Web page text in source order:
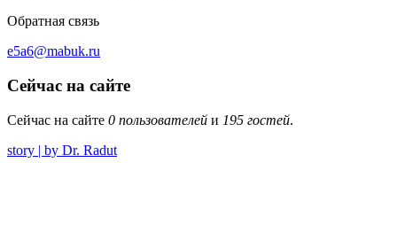
Обратная связь
e5a6@mabuk.ru
Сейчас на сайте
Сейчас на сайте 0 пользователей и 195 гостей.
story | by Dr. Radut